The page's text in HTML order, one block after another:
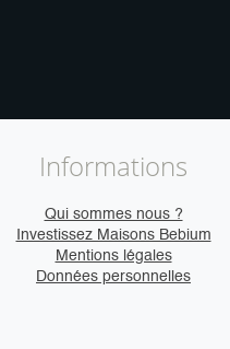
Informations
Qui sommes nous ?
Investissez Maisons Bebium
Mentions légales
Données personnelles